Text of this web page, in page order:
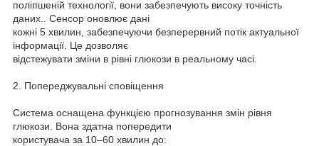
поліпшеній технології, вони забезпечують високу точність
даних.. Сенсор оновлює дані
кожні 5 хвилин, забезпечуючи безперервний потік актуальної
інформації. Це дозволяє
відстежувати зміни в рівні глюкози в реальному часі.
2. Попереджувальні сповіщення
Система оснащена функцією прогнозування змін рівня
глюкози. Вона здатна попередити
користувача за 10–60 хвилин до: